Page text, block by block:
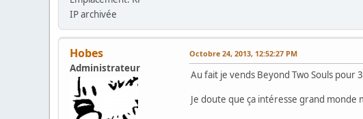
IP archivée
Hobes
Administrateur
Octobre 24, 2013, 12:52:27 PM
Au fait je vends Beyond Two Souls pour
Je doute que ça intéresse grand monde